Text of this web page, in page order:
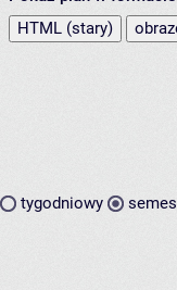
HTML (stary)
tygodniowy